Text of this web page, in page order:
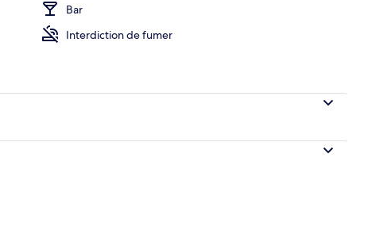
Bar
Interdiction de fumer